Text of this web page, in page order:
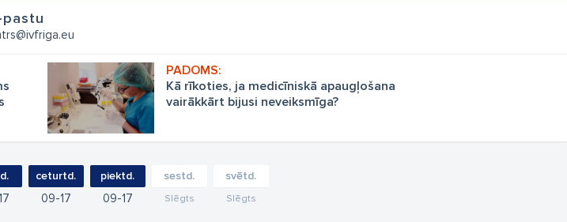
Kā rīkoties, ja medicīniskā apaugļošana
vairākkārt bijusi neveiksmīga?
ceturtd.
09 17
piektd.
09 17
sestd.
Slēgts
svētd.
Slēgts